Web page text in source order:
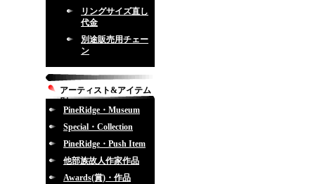
リングサイズ直し
代金
別途販売用チェー
ン
アーティスト&アイテム
別
PineRidge・Museum
Special・Collection
PineRidge・Push Item
他部族故人作家作品
Awards(賞)・作品